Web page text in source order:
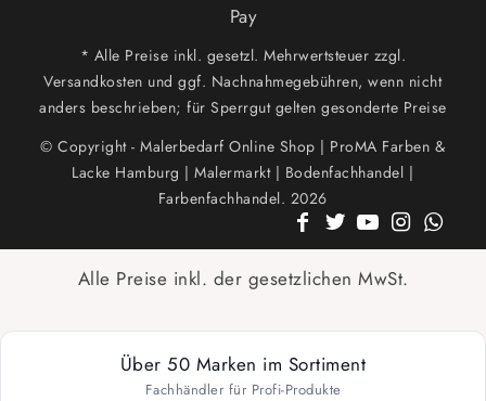
Pay
* Alle Preise inkl. gesetzl. Mehrwertsteuer zzgl.
Versandkosten und ggf. Nachnahmegebühren, wenn nicht
anders beschrieben; für Sperrgut gelten gesonderte Preise
© Copyright - Malerbedarf Online Shop | ProMA Farben &
Lacke Hamburg | Malermarkt | Bodenfachhandel |
Farbenfachhandel. 2026
Alle Preise inkl. der gesetzlichen MwSt.
Über 50 Marken im Sortiment
Fachhändler für Profi-Produkte